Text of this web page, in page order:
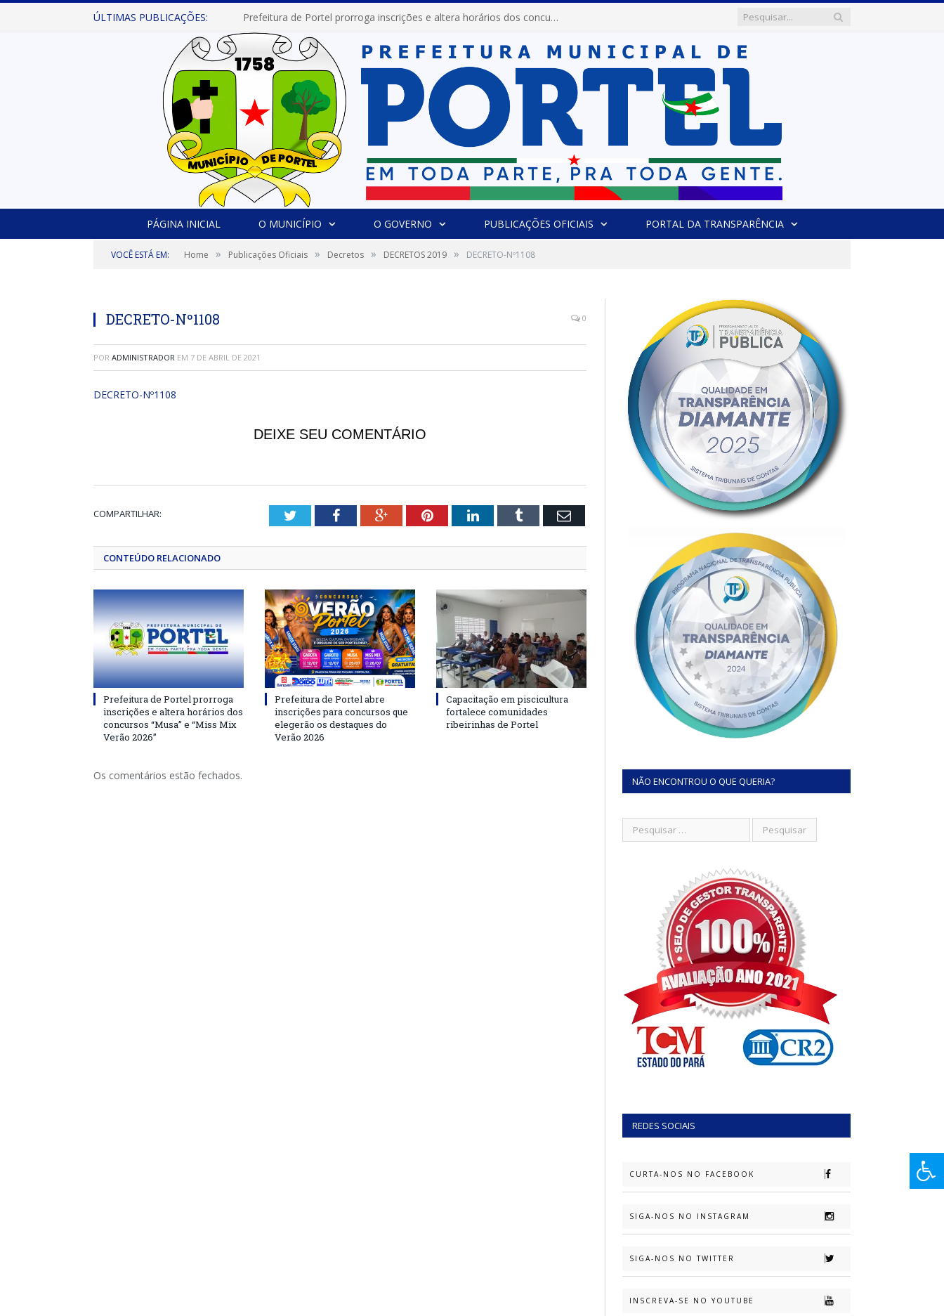
ÚLTIMAS PUBLICAÇÕES: Prefeitura de Portel prorroga inscrições e altera horários dos concursos “Musa” e “Miss Mix Verão 2026”
PÁGINA INICIAL O MUNICÍPIO O GOVERNO PUBLICAÇÕES OFICIAIS PORTAL DA TRANSPARÊNCIA
VOCÊ ESTÁ EM: Home » Publicações Oficiais » Decretos » DECRETOS 2019 » DECRETO-Nº1108
DECRETO-Nº1108 0
POR ADMINISTRADOR EM 7 DE ABRIL DE 2021
DECRETO-Nº1108
DEIXE SEU COMENTÁRIO
COMPARTILHAR: TwitterFacebookGoogle+PinterestLinkedInTumblr Email
CONTEÚDO RELACIONADO
Prefeitura de Portel prorroga
inscrições e altera horários dos
concursos “Musa” e “Miss Mix
Verão 2026”
Prefeitura de Portel abre
inscrições para concursos que
elegerão os destaques do
Verão 2026
Capacitação em piscicultura
fortalece comunidades
ribeirinhas de Portel
Os comentários estão fechados. NÃO ENCONTROU O QUE QUERIA?
REDES SOCIAIS
CURTA-NOS NO FACEBOOK
SIGA-NOS NO INSTAGRAM
SIGA-NOS NO TWITTER
INSCREVA-SE NO YOUTUBE